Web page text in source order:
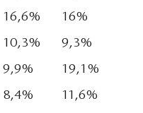
16,6%
16%
10,3%
9,3%
9,9%
19,1%
8,4%
11,6%